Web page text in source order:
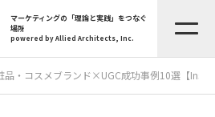
マーケティングの「理論と実践」をつなぐ
場所
powered by Allied Architects, Inc.
品・コスメブランド×UGC成功事例10選【